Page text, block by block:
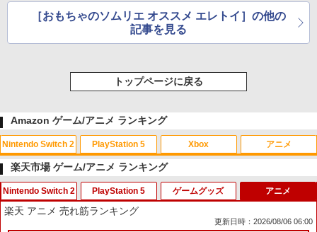
［おもちゃのソムリエ オススメ エレトイ］の他の
記事を見る
トップページに戻る
Amazon ゲーム/アニメ ランキング
Nintendo Switch 2
1
スプラトゥーン レイダース|オンライン
コード版
PlayStation 5
1
PlayStation 5 デジタル・エディション
日本語専用 Console Language: Japan
ese only (CFI-2200B01)
Xbox
1
Xbox プリペイドカード 10,000円 デジ
タルコード 【旧 Xbox ギフトカード】
アニメ
1
劇場版「鬼滅の刃」無限城編 第一章 猗
窩座再来 通常版 [Blu-ray]
楽天市場 ゲーム/アニメ ランキング
Nintendo Switch 2 PlayStation 5 ゲームグッズ アニメ
楽天 アニメ 売れ筋ランキング
更新日時：2026/08/06 06:00